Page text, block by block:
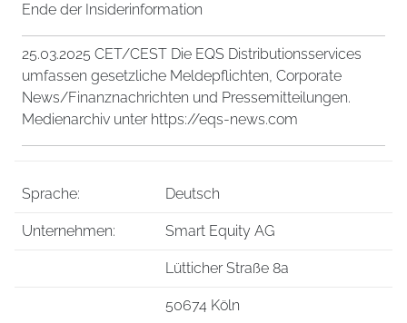
Ende der Insiderinformation
25.03.2025 CET/CEST Die EQS Distributionsservices
umfassen gesetzliche Meldepflichten, Corporate
News/Finanznachrichten und Pressemitteilungen.
Medienarchiv unter https://eqs-news.com
Sprache: Deutsch
Unternehmen: Smart Equity AG
Lütticher Straße 8a
50674 Köln